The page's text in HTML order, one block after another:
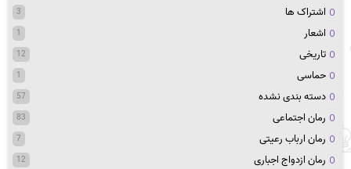
اشتراک ها
3
اشعار 1
تاریخی 12
حماسی 1
دسته بندی نشده 57
رمان اجتماعی 83
رمان ارباب رعیتی 7
رمان ازدواج اجباری 12